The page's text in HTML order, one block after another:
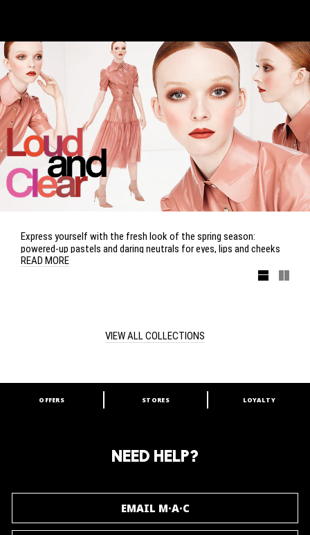
Express yourself with the fresh look of the spring season:
powered-up pastels and daring neutrals for eyes, lips and cheeks
applied with transparent self-expression.
READ MORE
VIEW ALL COLLECTIONS
ARE YOU A M·A·C LOVER?
OFFERS STORES LOYALTY
NEED HELP?
EMAIL M·A·C